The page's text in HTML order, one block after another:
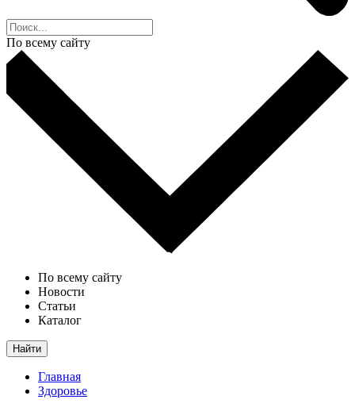
По всему сайту
По всему сайту
Новости
Статьи
Каталог
Найти
Главная
Здоровье